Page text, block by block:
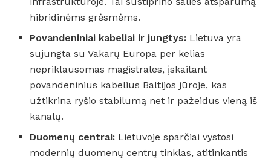
hibridinėms grėsmėms.
Povandeniniai kabeliai ir jungtys: Lietuva yra
sujungta su Vakarų Europa per kelias
nepriklausomas magistrales, įskaitant
povandeninius kabelius Baltijos jūroje, kas
užtikrina ryšio stabilumą net ir pažeidus vieną iš
kanalų.
Duomenų centrai: Lietuvoje sparčiai vystosi
modernių duomenų centrų tinklas, atitinkantis